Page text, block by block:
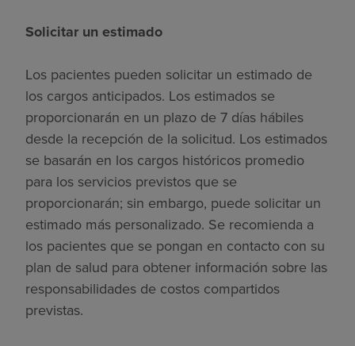
Solicitar un estimado
Los pacientes pueden solicitar un estimado de
los cargos anticipados. Los estimados se
proporcionarán en un plazo de 7 días hábiles
desde la recepción de la solicitud. Los estimados
se basarán en los cargos históricos promedio
para los servicios previstos que se
proporcionarán; sin embargo, puede solicitar un
estimado más personalizado. Se recomienda a
los pacientes que se pongan en contacto con su
plan de salud para obtener información sobre las
responsabilidades de costos compartidos
previstas.